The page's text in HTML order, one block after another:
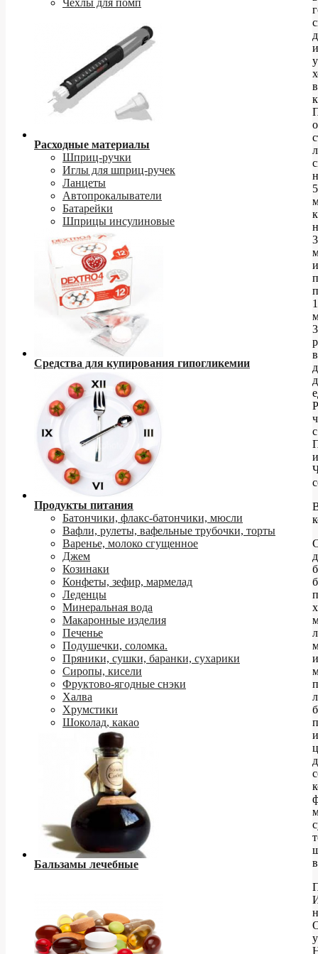
Расходные материалы
Шприц-ручки
Иглы для шприц-ручек
Ланцеты
Автопрокалыватели
Батарейки
Шприцы инсулиновые
Средства для купирования гипогликемии
Продукты питания
Батончики, флакс-батончики, мюсли
Вафли, рулеты, вафельные трубочки, торты
Варенье, молоко сгущенное
Джем
Козинаки
Конфеты, зефир, мармелад
Леденцы
Минеральная вода
Макаронные изделия
Печенье
Подушечки, соломка.
Пряники, сушки, баранки, сухарики
Сиропы, кисели
Фруктово-ягодные снэки
Халва
Хрумстики
Шоколад, какао
Бальзамы лечебные
и
в
и
3
в
с
и
и